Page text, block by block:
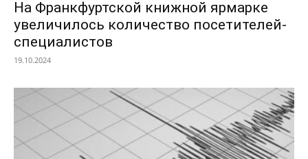
На Франкфуртской книжной ярмарке
увеличилось количество посетителей-
специалистов
19.10.2024